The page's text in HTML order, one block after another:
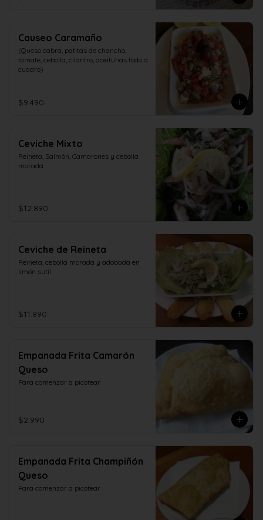
Causeo Caramaño
(Queso cabra, patitas de chancho,
tomate, cebolla, cilantro, aceitunas todo a
cuadro)
$9.490
Ceviche Mixto
Reineta, Salmón, Camarones y cebolla
morada
$12.890
Ceviche de Reineta
Reineta, cebolla morada y adobada en
limón sutil
$11.890
Empanada Frita Camarón
Queso
Para comenzar a picotear
$2.990
Empanada Frita Champiñón
Queso
Para comenzar a picotear